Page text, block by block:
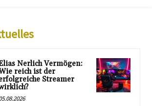
Nerlich Vermögen:
reich ist der
Streamer